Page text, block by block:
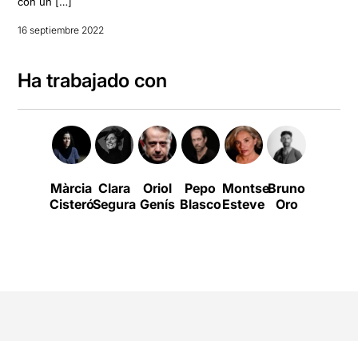
16 septiembre 2022
Ha trabajado con
Màrcia
Cisteró
Clara
Segura
Oriol
Genís
Pepo
Blasco
Montse
Esteve
Bruno
Oro